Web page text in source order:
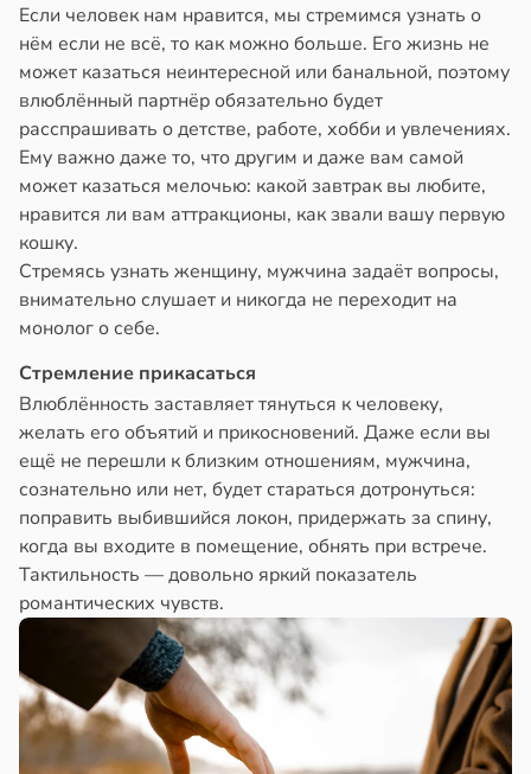
Если человек нам нравится, мы стремимся узнать о
нём если не всё, то как можно больше. Его жизнь не
может казаться неинтересной или банальной, поэтому
влюблённый партнёр обязательно будет
расспрашивать о детстве, работе, хобби и увлечениях.
Ему важно даже то, что другим и даже вам самой
может казаться мелочью: какой завтрак вы любите,
нравится ли вам аттракционы, как звали вашу первую
кошку.
Стремясь узнать женщину, мужчина задаёт вопросы,
внимательно слушает и никогда не переходит на
монолог о себе.
Стремление прикасаться
Влюблённость заставляет тянуться к человеку,
желать его объятий и прикосновений. Даже если вы
ещё не перешли к близким отношениям, мужчина,
сознательно или нет, будет стараться дотронуться:
поправить выбившийся локон, придержать за спину,
когда вы входите в помещение, обнять при встрече.
Тактильность — довольно яркий показатель
романтических чувств.